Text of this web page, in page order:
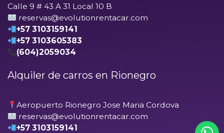
Calle 9 # 43 A 31 Local 10 B
reservas@evolutionrentacar.com
+57 3103159141
+57 3103605383
(604)2059034
Alquiler de carros en Rionegro
Aeropuerto Rionegro Jose Maria Cordova
reservas@evolutionrentacar.com
+57 3103159141